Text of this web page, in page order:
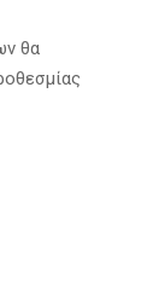
θα